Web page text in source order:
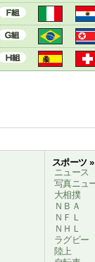
スポーツ »
ニュース
写真ニュ
大相撲
ＮＢＡ
ＮＦＬ
ＮＨＬ
ラグビー
陸上